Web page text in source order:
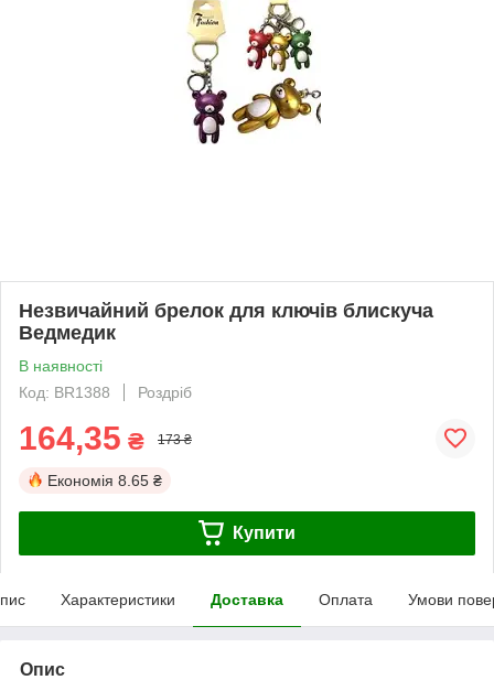
Незвичайний брелок для ключів блискуча
Ведмедик
В наявності
Код: BR1388
Роздріб
164,35 ₴ 173 ₴
Економія 8.65 ₴
Купити
Характеристики Доставка Оплата Умови
Опис